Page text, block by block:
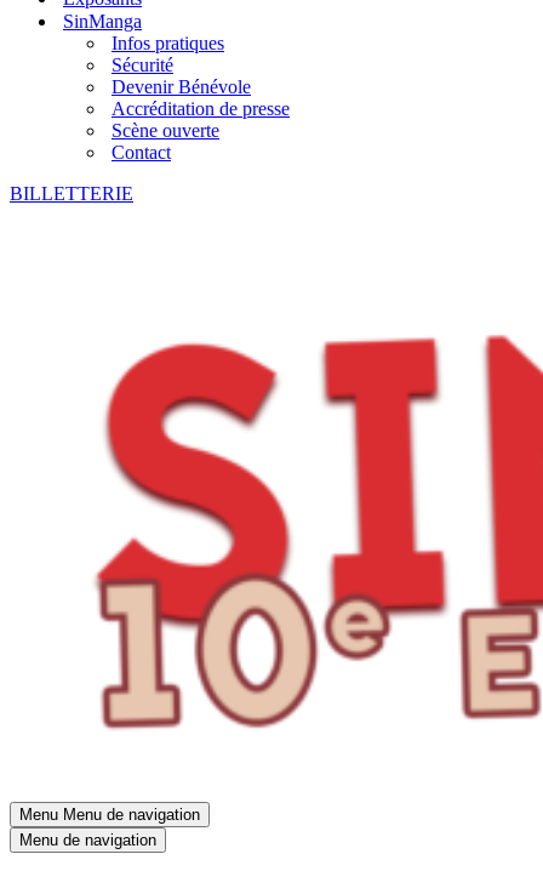
SinManga
Infos pratiques
Sécurité
Devenir Bénévole
Accréditation de presse
Scène ouverte
Contact
BILLETTERIE
Menu Menu de navigation
Menu de navigation